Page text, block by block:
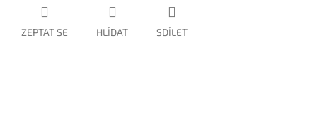
ZEPTAT SE HLÍDAT SDÍLET